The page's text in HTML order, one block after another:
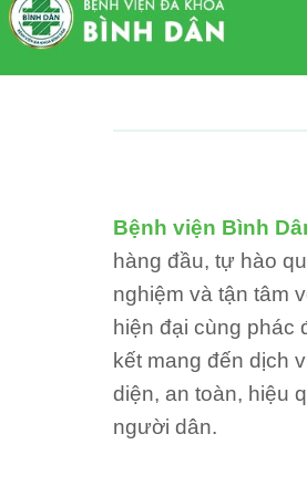
Bệnh viện Bình
hàng đầu, tự hào
nghiệm và tận tâm
hiện đại cùng phác
kết mang đến dịch
diện, an toàn, hiệu
người dân.